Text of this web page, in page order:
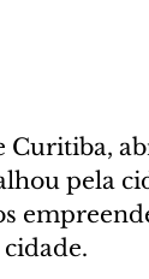
Curitiba,
pela